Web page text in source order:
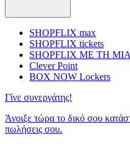
SHOPFLIX max
SHOPFLIX tickets
SHOPFLIX ΜΕ ΤΗ ΜΙΑ
Clever Point
BOX NOW Lockers
Γίνε συνεργάτης!
Άνοιξε τώρα το δικό σου
πωλήσεις σου.